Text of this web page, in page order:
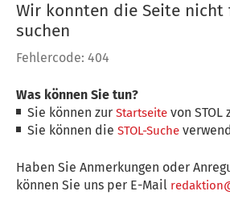
Wir konnten die Seite nicht
suchen
Fehlercode: 404
Was können Sie tun?
Sie können zurStartseite von STOL
Sie können dieSTOL-Suche
Haben Sie Anmerkungen oder
können Sie uns per E-Mail